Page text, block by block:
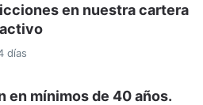
en nuestra cartera
días
en mínimos de 40 años.